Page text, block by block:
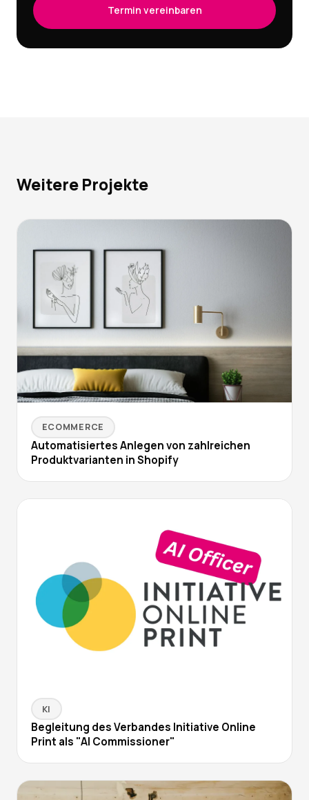
Termin vereinbaren
Weitere Projekte
ECOMMERCE
Automatisiertes Anlegen von zahlreichen
Produktvarianten in Shopify
KI
Begleitung des Verbandes Initiative Online
Print als "AI Commissioner"